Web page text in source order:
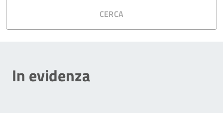
CERCA
In evidenza